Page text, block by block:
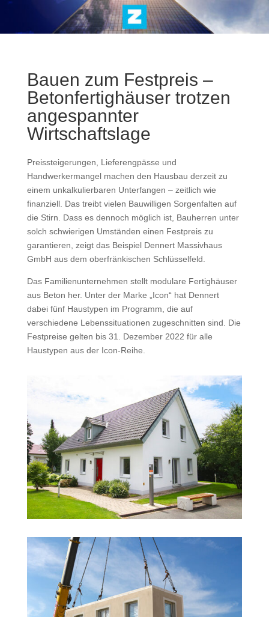
Bauen zum Festpreis –
Betonfertighäuser trotzen
angespannter
Wirtschaftslage
Preissteigerungen, Lieferengpässe und
Handwerkermangel machen den Hausbau derzeit zu
einem unkalkulierbaren Unterfangen – zeitlich wie
finanziell. Das treibt vielen Bauwilligen Sorgenfalten auf
die Stirn. Dass es dennoch möglich ist, Bauherren unter
solch schwierigen Umständen einen Festpreis zu
garantieren, zeigt das Beispiel Dennert Massivhaus
GmbH aus dem oberfränkischen Schlüsselfeld.
Das Familienunternehmen stellt modulare Fertighäuser
aus Beton her. Unter der Marke „Icon“ hat Dennert
dabei fünf Haustypen im Programm, die auf
verschiedene Lebenssituationen zugeschnitten sind. Die
Festpreise gelten bis 31. Dezember 2022 für alle
Haustypen aus der Icon-Reihe.